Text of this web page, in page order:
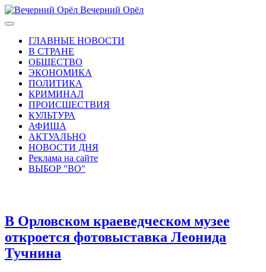
Вечерний Орёл
ГЛАВНЫЕ НОВОСТИ
В СТРАНЕ
ОБЩЕСТВО
ЭКОНОМИКА
ПОЛИТИКА
КРИМИНАЛ
ПРОИСШЕСТВИЯ
КУЛЬТУРА
АФИША
АКТУАЛЬНО
НОВОСТИ ДНЯ
Реклама на сайте
ВЫБОР "ВО"
В Орловском краеведческом музее
откроется фотовыставка Леонида
Тучнина